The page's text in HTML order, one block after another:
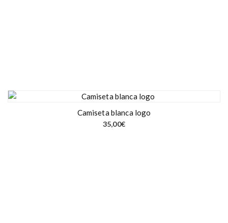
Camiseta blanca logo
35,00€